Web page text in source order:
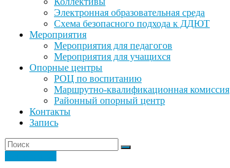
Электронная образовательная среда
Схема безопасного подхода к ДДЮТ
Мероприятия
Мероприятия для педагогов
Мероприятия для учащихся
Опорные центры
РОЦ по воспитанию
Маршрутно-квалификационная комиссия
Районный опорный центр
Контакты
Запись